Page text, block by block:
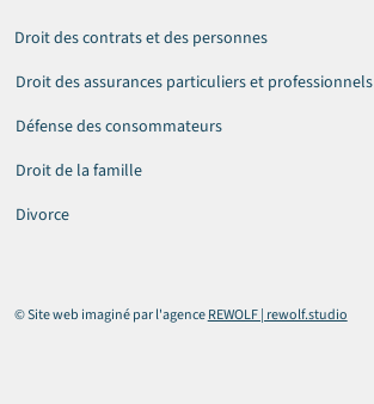
© Site web imaginé par l'agenceREWOLF | rewolf.studio
Droit des contrats et des personnes
Droit des assurances particuliers et professionnels
Défense des consommateurs
Droit de la famille
Divorce